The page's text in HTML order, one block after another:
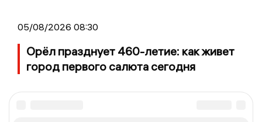
05/08/2026 08:30
Орёл празднует 460-летие: как живет
город первого салюта сегодня